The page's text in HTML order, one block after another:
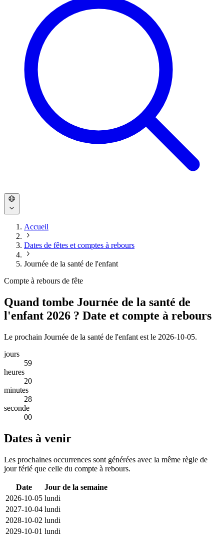
Accueil
Dates de fêtes et comptes à rebours
Journée de la santé de l'enfant
Compte à rebours de fête
Quand tombe Journée de la santé de
l'enfant 2026 ? Date et compte à rebours
Le prochain Journée de la santé de l'enfant est le 2026-10-05.
jours
59
heures
20
minutes
28
seconde
00
Dates à venir
Les prochaines occurrences sont générées avec la même règle de
jour férié que celle du compte à rebours.
Date
Jour de la semaine
2026-10-05 lundi
2027-10-04 lundi
2028-10-02 lundi
2029-10-01 lundi